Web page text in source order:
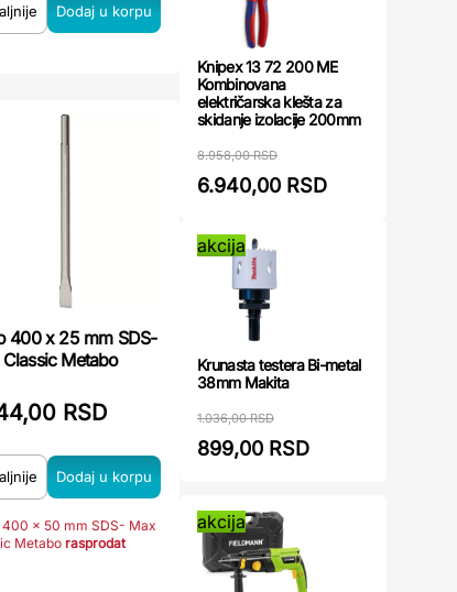
400 x 25 mm SDS-
Metabo
RSD
400 x 50 mm SDS- Max
Metabo rasprodat
Knipex 13 72 200 ME
Kombinovana
električarska klešta za
skidanje izolacije 200mm
8.958,00 RSD
6.940,00 RSD
akcija
Krunasta testera Bi-metal
38mm Makita
1.036,00 RSD
899,00 RSD
akcija